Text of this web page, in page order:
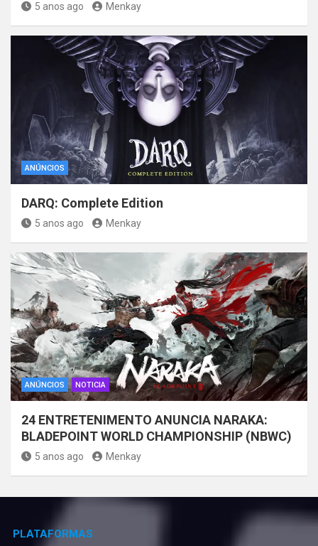
5 anos ago Menkay
ANÚNCIOS
DARQ: Complete Edition
5 anos ago Menkay
ANÚNCIOS NOTICIA
24 ENTRETENIMENTO ANUNCIA NARAKA:
BLADEPOINT WORLD CHAMPIONSHIP (NBWC)
5 anos ago Menkay
PLATAFORMAS